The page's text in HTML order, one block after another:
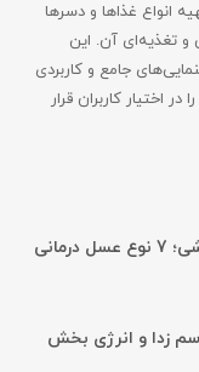
انواع غذاها و دسرها
و تغذیه‌ای آن. این
جامع‌ و کاربردی
اختیار کاربران قرار
بهترین عسل برای افراد مبتلا به مشکلات گوارشی؛ 7 نوع عسل درمانی
زدا و انرژی بخش